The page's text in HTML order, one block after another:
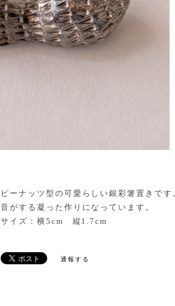
ピーナッツ型の可愛らしい銀彩箸置きで
音がする凝った作りになっています。
サイズ：横5cm 縦1.7cm
通報する